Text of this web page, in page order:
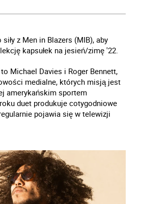
siły z Men in Blazers (MIB), aby
kapsułek na jesień/zimę '22.
Michael Davies i Roger Bennett,
medialne, których misją jest
amerykańskim sportem
duet produkuje cotygodniowe
pojawia się w telewizji